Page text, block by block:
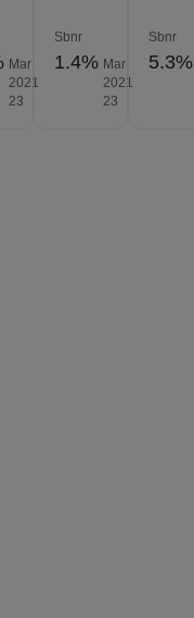
Mar
2021
23
Sbnr
1.4% Mar
2021
23
Sbnr
5.3%